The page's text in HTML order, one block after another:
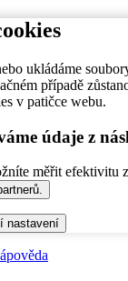
ukládáme
případě
v patičce webu.
údaje z
měřit efektivitu
nastavení